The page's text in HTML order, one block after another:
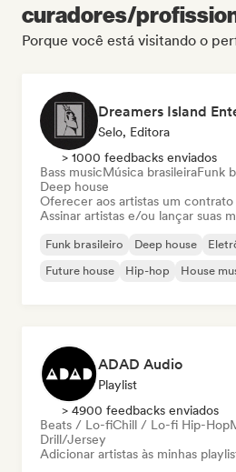
curadores/
Porque você está visitando o
Dreamers Island
Selo, Editora
> 1000 feedbacks enviados
Bass musicMúsica brasileiraFunk
Deep house
Oferecer aos artistas um
Assinar artistas e/ou lançar suas
Funk brasileiro Deep house
Future house
Hip-hop House
ADAD Audio
Playlist
> 4900 feedbacks enviados
Beats / Lo-fiChill / Lo-fi Hip-Hop
Drill/Jersey
Adicionar artistas às minhas